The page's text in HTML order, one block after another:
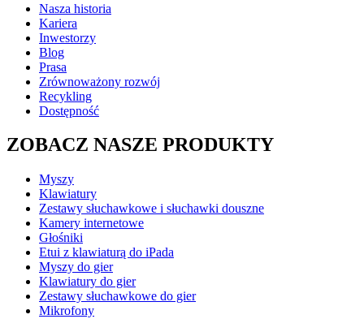
Nasza historia
Kariera
Inwestorzy
Blog
Prasa
Zrównoważony rozwój
Recykling
Dostępność
ZOBACZ NASZE PRODUKTY
Myszy
Klawiatury
Zestawy słuchawkowe i słuchawki douszne
Kamery internetowe
Głośniki
Etui z klawiaturą do iPada
Myszy do gier
Klawiatury do gier
Zestawy słuchawkowe do gier
Mikrofony